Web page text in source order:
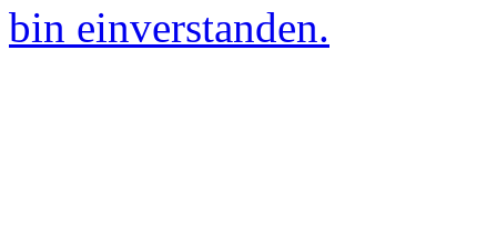
bin einverstanden.